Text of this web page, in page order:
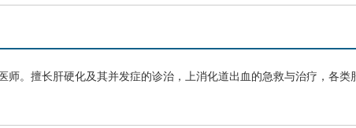
师。 擅长肝硬化及其并发症的诊治， 上消化道出血的急救与治疗， 各类